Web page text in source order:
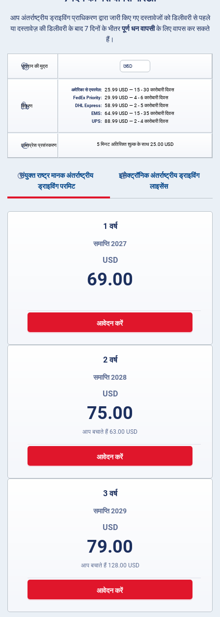
आप अंतर्राष्ट्रीय ड्राइविंग प्राधिकरण द्वारा जारी किए गए दस्तावेजों को डिलीवरी से पहले
या दस्तावेज़ की डिलीवरी के बाद 7 दिनों के भीतरपूर्ण धन वापसीके लिए वापस कर सकते
हैं।
भुगतान की मुद्रा USD
वितरण
अमेरिका से एयरमेल: 25.99 USD — 15 - 30 कारोबारी दिवस
FedEx Priority: 29.99 USD — 4 - 6 कारोबारी दिवस
DHL Express: 58.99 USD — 2 - 5 कारोबारी दिवस
EMS: 64.99 USD — 15 - 35 कारोबारी दिवस
UPS: 88.99 USD — 2 - 4 कारोबारी दिवस
एक्सप्रेस प्रसंस्करण 5 मिनट अतिरिक्त शुल्क के साथ25.00 USD
संयुक्त राष्ट्र मानक अंतर्राष्ट्रीय
ड्राइविंग परमिट
इलेक्ट्रॉनिक अंतर्राष्ट्रीय ड्राइविंग
लाइसेंस
1 वर्ष
समाप्ति 2027
USD
69.00
आवेदन करें
2 वर्ष
समाप्ति 2028
USD
75.00
आप बचाते हैं 63.00 USD
आवेदन करें
3 वर्ष
समाप्ति 2029
USD
79.00
आप बचाते हैं 128.00 USD
आवेदन करें